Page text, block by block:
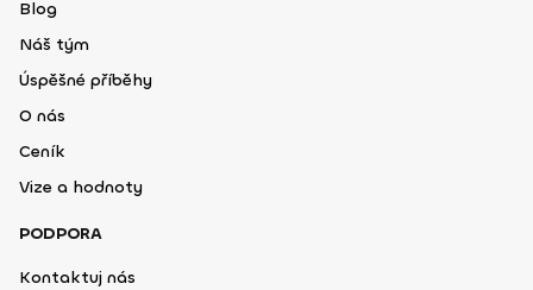
Blog
Náš tým
Úspěšné příběhy
O nás
Ceník
Vize a hodnoty
PODPORA
Kontaktuj nás